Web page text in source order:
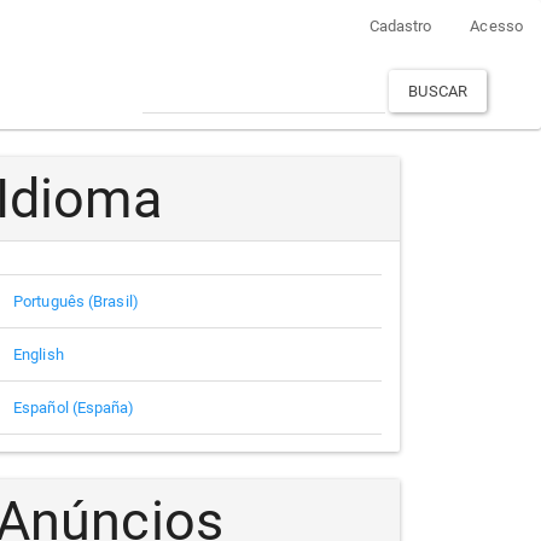
Cadastro Acesso
BUSCAR
Idioma
Português (Brasil)
English
Español (España)